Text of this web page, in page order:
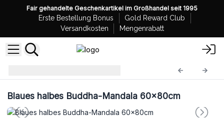
Fair gehandelte Geschenkartikel im Großhandel seit 1995
Erste Bestellung Bonus
Gold Reward Club
Versandkosten
Mengenrabatt
Blaues halbes Buddha-Mandala 60x80cm